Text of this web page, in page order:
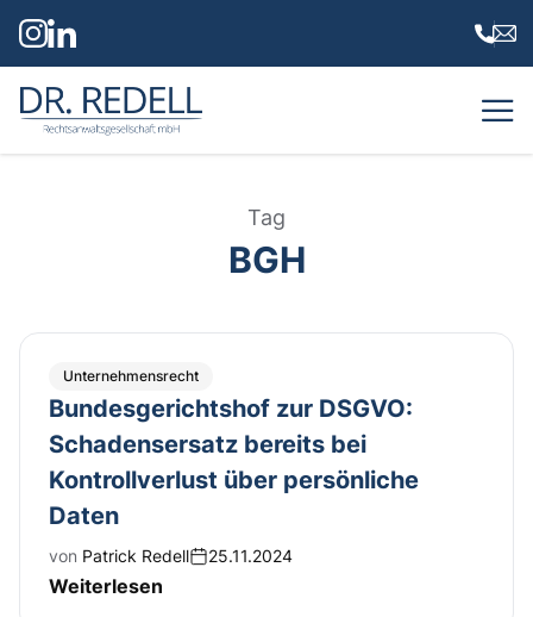
Dr. Redell Rechtsanwaltsgesellschaft mbH
Tag
BGH
Unternehmensrecht
Bundesgerichtshof zur DSGVO:
Schadensersatz bereits bei
Kontrollverlust über persönliche
Daten
von Patrick Redell 25.11.2024
Weiterlesen